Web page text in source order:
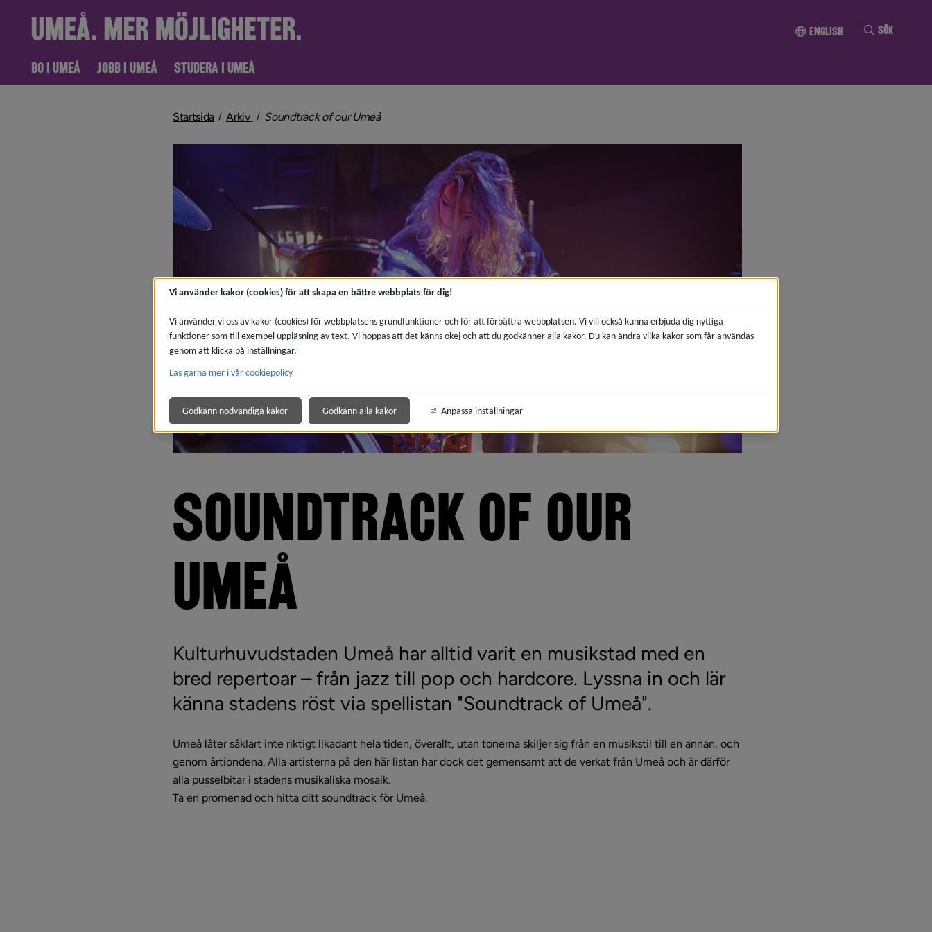
English Sök
BO I UMEÅ JOBB I UMEÅ STUDERA I UMEÅ
Startsida Arkiv nivå i brödsmulenavigeringen
Soundtrack of our Umeånivå i brödsmulenavigeringen
SOUNDTRACK OF OUR
UMEÅ
Kulturhuvudstaden Umeå har alltid varit en musikstad med en
bred repertoar – från jazz till pop och hardcore. Lyssna in och lär
känna stadens röst via spellistan "Soundtrack of Umeå".
Umeå låter såklart inte riktigt likadant hela tiden, överallt, utan tonerna skiljer sig från en musikstil till en annan, och
genom årtiondena. Alla artisterna på den här listan har dock det gemensamt att de verkat från Umeå och är därför
alla pusselbitar i stadens musikaliska mosaik.
Ta en promenad och hitta ditt soundtrack för Umeå.
Vi använder kakor (cookies) för att skapa en bättre webbplats för dig!
Vi använder vi oss av kakor (cookies) för webbplatsens grundfunktioner och för att förbättra webbplatsen. Vi vill också kunna erbjuda dig nyttiga
funktioner som till exempel uppläsning av text. Vi hoppas att det känns okej och att du godkänner alla kakor. Du kan ändra vilka kakor som får användas
genom att klicka på inställningar.
Läs gärna mer i vår cookiepolicy
Godkänn nödvändiga kakor Godkänn alla kakor Anpassa inställningar